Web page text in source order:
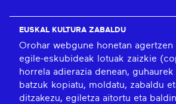
EUSKAL KULTURA ZABALDU
Orohar webgune honetan
egile-eskubideak lotuak zaizkie
horrela adierazia denean,
batzuk kopiatu, moldatu, zabaldu
ditzakezu, egiletza aitortu eta